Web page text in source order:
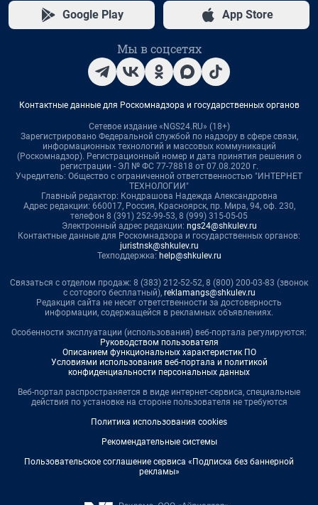
Google Play App Store
Мы в соцсетях
Контактные данные для Роскомнадзора и государственных органов
Сетевое издание «NGS24.RU» (18+)
Зарегистрировано Федеральной службой по надзору в сфере связи,
информационных технологий и массовых коммуникаций
(Роскомнадзор). Регистрационный номер и дата принятия решения о
регистрации - ЭЛ № ФС 77-78818 от 07.08.2020 г.
Учредитель: Общество с ограниченной ответственностью "ИНТЕРНЕТ
ТЕХНОЛОГИИ"
Главный редактор: Кондрашова Надежда Александровна
Адрес редакции: 660017, Россия, Красноярск, пр. Мира, 94, оф. 230,
телефон 8 (391) 252-99-53, 8 (999) 315-05-05
Электронный адрес редакции: ngs24@shkulev.ru
Контактные данные для Роскомнадзора и государственных органов:
juristnsk@shkulev.ru
Техподдержка: help@shkulev.ru
Связаться с отделом продаж: 8 (383) 212-52-52, 8 (800) 200-03-83 (звонок
с сотового бесплатный), reklamangs@shkulev.ru
Редакция сайта не несет ответственности за достоверность
информации, содержащейся в рекламных объявлениях.
Особенности эксплуатации (использования) веб-портала регулируются:
Руководством пользователя
Описанием функциональных характеристик ПО
Условиями использования веб-портала и политикой
конфиденциальности персональных данных
Веб-портал распространяется в виде интернет-сервиса, специальные
действия по установке на стороне пользователя не требуются
Политика использования cookies
Рекомендательные системы
Пользовательское соглашение сервиса «Подписка без баннерной
рекламы»